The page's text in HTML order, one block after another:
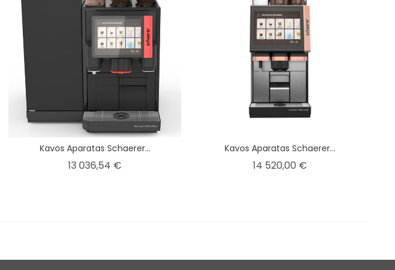
Kavos Aparatas Schaerer...
13 036,54 €
Kavos Aparatas Schaerer...
14 520,00 €